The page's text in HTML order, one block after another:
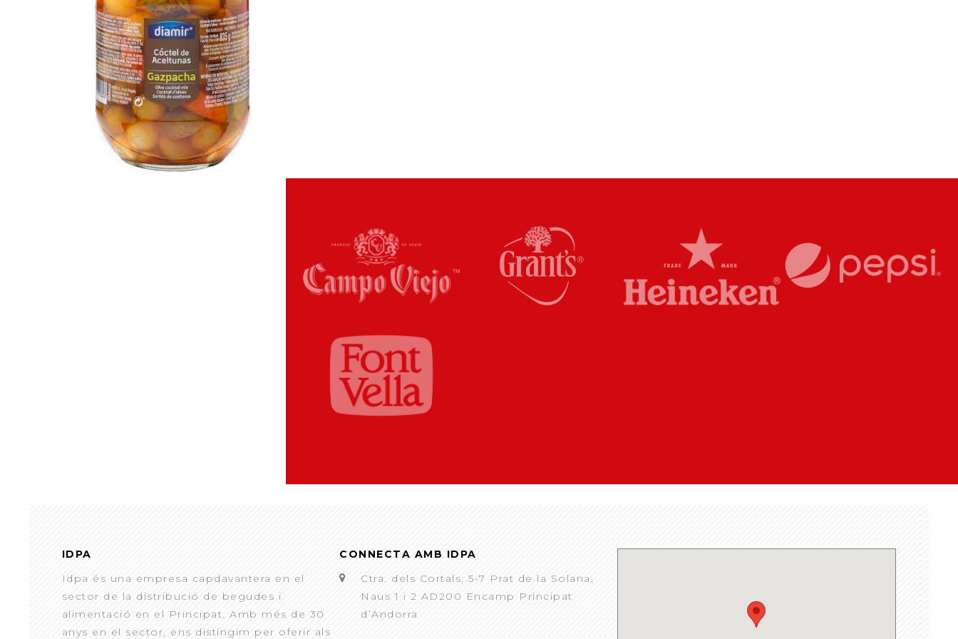
IDPA
Idpa és una empresa capdavantera en el
sector de la distribució de begudes i
alimentació en el Principat. Amb més de 30
anys en el sector, ens distingim per oferir als
CONNECTA AMB IDPA
Ctra. dels Cortals, 5-7 Prat de la Solana,
Naus 1 i 2 AD200 Encamp Principat
d’Andorra